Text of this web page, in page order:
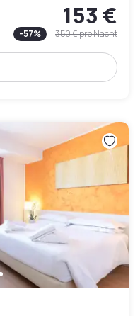
153 €
-57% 350 €pro Nacht